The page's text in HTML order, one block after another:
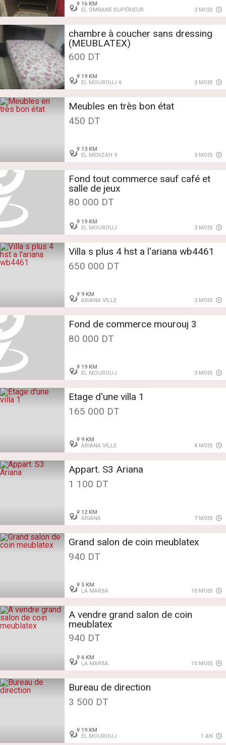
16 KM
EL OMRANE SUPÉRIEUR
3 MOIS
chambre à coucher sans dressing
(MEUBLATEX)
600 DT
19 KM
EL MOUROUJ 6
3 MOIS
Meubles en très bon état
450 DT
13 KM
EL MENZAH 9
3 MOIS
Fond tout commerce sauf café et
salle de jeux
80 000 DT
19 KM
EL MOUROUJ
3 MOIS
Villa s plus 4 hst a l'ariana wb4461
650 000 DT
9 KM
ARIANA VILLE
3 MOIS
Fond de commerce mourouj 3
80 000 DT
19 KM
EL MOUROUJ
3 MOIS
Etage d'une villa 1
165 000 DT
9 KM
ARIANA VILLE
4 MOIS
Appart. S3 Ariana
1 100 DT
12 KM
ARIANA
7 MOIS
Grand salon de coin meublatex
940 DT
5 KM
LA MARSA
10 MOIS
A vendre grand salon de coin
meublatex
940 DT
6 KM
LA MARSA
10 MOIS
Bureau de direction
3 500 DT
19 KM
EL MOUROUJ
1 AN